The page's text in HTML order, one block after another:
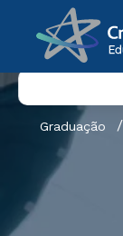
Graduação